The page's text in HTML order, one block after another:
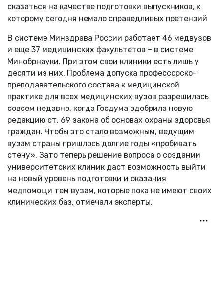
сказаться на качестве подготовки выпускников, к
которому сегодня немало справедливых претензий
В системе Минздрава России работает 46 медвузов
и еще 37 медицинских факультетов – в системе
Минобрнауки. При этом свои клиники есть лишь у
десяти из них. Проблема допуска профессорско-
преподавательского состава к медицинской
практике для всех медицинских вузов разрешилась
совсем недавно, когда Госдума одобрила новую
редакцию ст. 69 закона об основах охраны здоровья
граждан. Чтобы это стало возможным, ведущим
вузам страны пришлось долгие годы «пробивать
стену». Зато теперь решение вопроса о создании
университетских клиник даст возможность выйти
на новый уровень подготовки и оказания
медпомощи тем вузам, которые пока не имеют своих
клинических баз, отмечали эксперты.